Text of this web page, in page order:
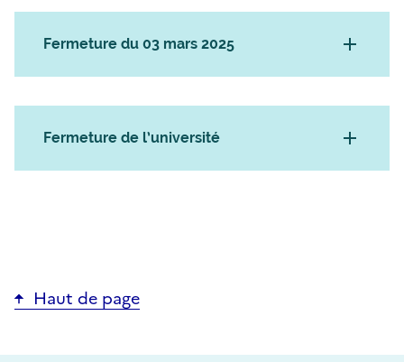
Fermeture du 03 mars 2025
Fermeture de l’université
Haut de page